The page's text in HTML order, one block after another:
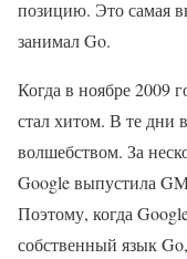
позицию. Это самая
занимал Go.
Когда в ноябре 2009
стал хитом. В те дни
волшебством. За
Google выпустила
Поэтому, когда
собственный язык